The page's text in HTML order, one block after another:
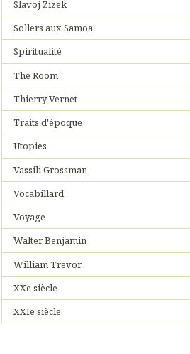
Slavoj Zizek
Sollers aux Samoa
Spiritualité
The Room
Thierry Vernet
Traits d'époque
Utopies
Vassili Grossman
Vocabillard
Voyage
Walter Benjamin
William Trevor
XXe siècle
XXIe siècle